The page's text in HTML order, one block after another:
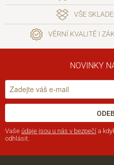
VŠE
VĚRNÍ KVALITĚ I
NOVINKY
Vaše údaje jsou u nás v bezpečí a
odhlásit.